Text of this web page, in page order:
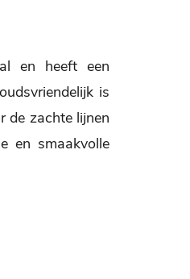
en heeft een
is
de zachte lijnen
en smaakvolle